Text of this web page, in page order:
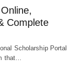
Complete
Scholarship Portal
that…